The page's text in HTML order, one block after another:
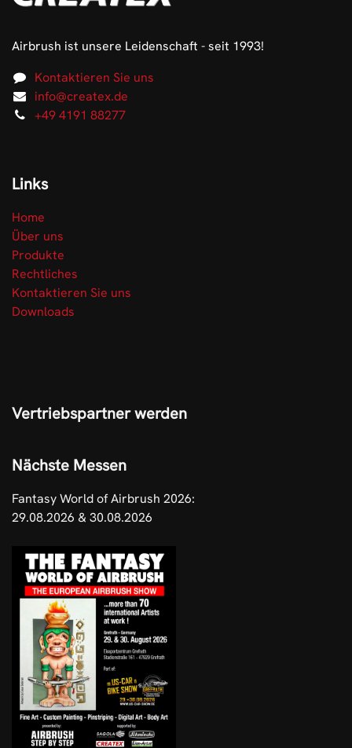
Airbrush ist unsere Leidenschaft - seit 1993!
Kontaktieren Sie uns
info@createx.de
+49 4191 88277
Links
Home
Über uns
Produkte
Rechtliches
Kontaktieren Sie uns
Downloads
Vertriebspartner werden
Nächste Messen
Fantasy World of Airbrush 2026:
29.08.2026 & 30.08.2026